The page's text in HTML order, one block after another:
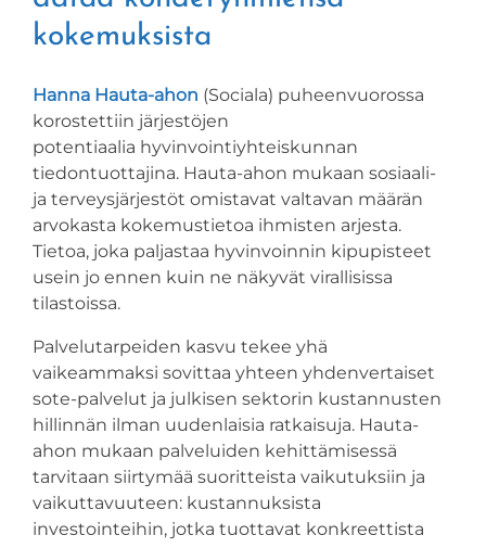
kokemuksista
Hanna Hauta-ahon (Sociala) puheenvuorossa
korostettiin järjestöjen
potentiaalia hyvinvointiyhteiskunnan
tiedontuottajina. Hauta-ahon mukaan sosiaali-
ja terveysjärjestöt omistavat valtavan määrän
arvokasta kokemustietoa ihmisten arjesta.
Tietoa, joka paljastaa hyvinvoinnin kipupisteet
usein jo ennen kuin ne näkyvät virallisissa
tilastoissa.
Palvelutarpeiden kasvu tekee yhä
vaikeammaksi sovittaa yhteen yhdenvertaiset
sote-palvelut ja julkisen sektorin kustannusten
hillinnän ilman uudenlaisia ratkaisuja. Hauta-
ahon mukaan palveluiden kehittämisessä
tarvitaan siirtymää suoritteista vaikutuksiin ja
vaikuttavuuteen: kustannuksista
investointeihin, jotka tuottavat konkreettista